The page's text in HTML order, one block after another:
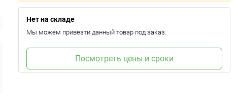
Нет на складе
Мы можем привезти данный товар под заказ.
Посмотреть цены и сроки